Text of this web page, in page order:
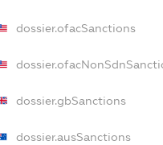
dossier.ofacSanctions
dossier.gbSanctions
dossier.ausSanctions